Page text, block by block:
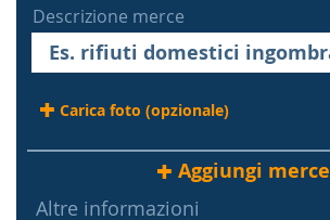
Descrizione merce
Carica foto (opzionale)
Aggiungi merce
Altre informazioni